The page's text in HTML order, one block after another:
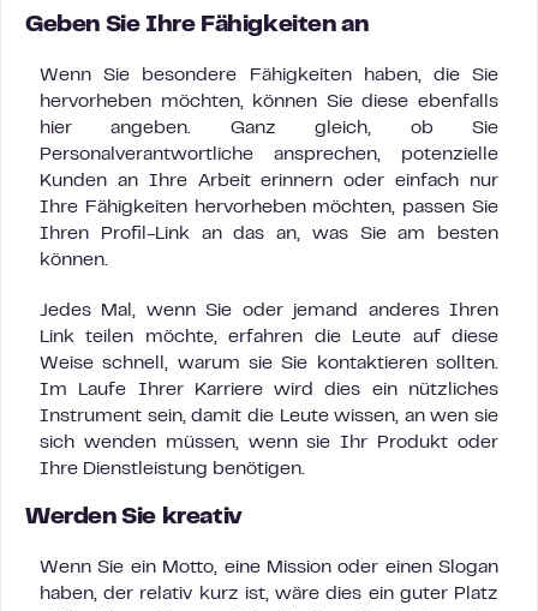
Geben Sie Ihre Fähigkeiten an
Wenn Sie besondere Fähigkeiten haben, die Sie
hervorheben möchten, können Sie diese ebenfalls
hier angeben. Ganz gleich, ob Sie
Personalverantwortliche ansprechen, potenzielle
Kunden an Ihre Arbeit erinnern oder einfach nur
Ihre Fähigkeiten hervorheben möchten, passen Sie
Ihren Profil-Link an das an, was Sie am besten
können.
Jedes Mal, wenn Sie oder jemand anderes Ihren
Link teilen möchte, erfahren die Leute auf diese
Weise schnell, warum sie Sie kontaktieren sollten.
Im Laufe Ihrer Karriere wird dies ein nützliches
Instrument sein, damit die Leute wissen, an wen sie
sich wenden müssen, wenn sie Ihr Produkt oder
Ihre Dienstleistung benötigen.
Werden Sie kreativ
Wenn Sie ein Motto, eine Mission oder einen Slogan
haben, der relativ kurz ist, wäre dies ein guter Platz